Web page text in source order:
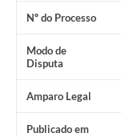
Projetos
Contas Públicas
Nº do Processo
Modo de
Disputa
Amparo Legal
Publicado em